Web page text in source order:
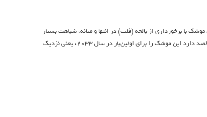
چندبارمصرف این موشک با برخورداری از بالچه (فلپ) در انتها و میانه، شباهت بسیار
زیادی به مرحله‌ی فوقانی استارشیپ دارد. براساس اطلاعات ارائه‌شده در نمایشگاه هوایی، چین قصد دارد این موشک را برای اولین‌بار در سال ۲۰۳۳، یعنی نزدیک